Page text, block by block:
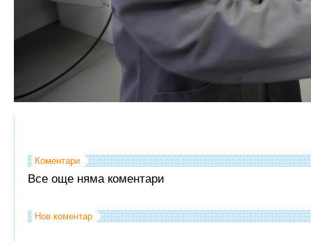
Коментари
Все още няма коментари
Нов коментар